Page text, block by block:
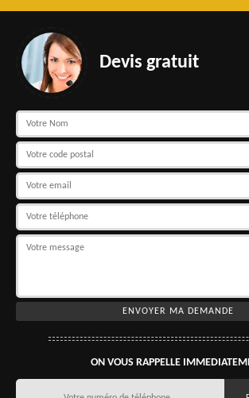
Devis gratuit
ON VOUS RAPPELLE